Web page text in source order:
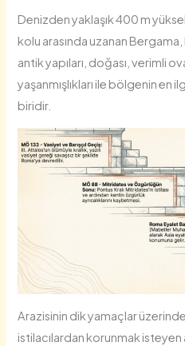
Denizden yaklaşık 400 m
kolu arasında uzanan
antik yapıları, doğası, verimli
yaşanmışlıkları ile bölgenin
biridir.
Arazisinin dik yamaçlar
istilacılardan korunmak isteyen